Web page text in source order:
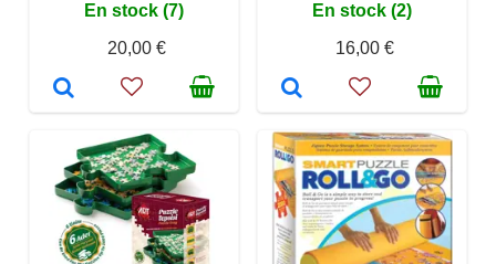
En stock (7)
20,00 €
En stock (2)
16,00 €